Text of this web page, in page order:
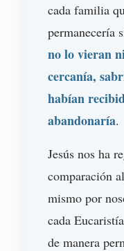
cada familia
permanecería
no lo vieran
cercanía,
habían
abandonaría.
Jesús nos ha
comparación
mismo por
cada
de manera